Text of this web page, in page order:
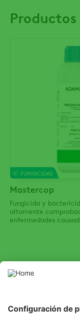
FUNGICIDAS
Mastercop
Fungicida y
altamente
enfermedades